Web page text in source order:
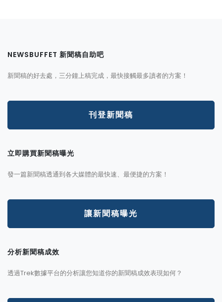
NEWSBUFFET 新聞稿自助吧
新聞稿的好去處，三分鐘上稿完成，最快接觸最多讀者的方案！
刊登新聞稿
立即購買新聞稿曝光
發一篇新聞稿透通到各大媒體的最快速、最便捷的方案！
讓新聞稿曝光
分析新聞稿成效
透過Trek數據平台的分析讓您知道你的新聞稿成效表現如何？